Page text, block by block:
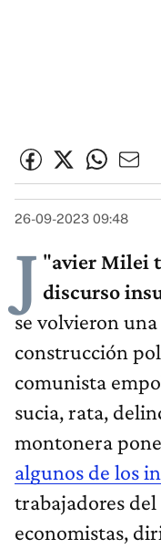
26-09-2023 09:48
"
J
avier Milei
discurso
se volvieron
construcción
comunista
sucia, rata,
montonera
algunos de los
trabajadores
economistas,